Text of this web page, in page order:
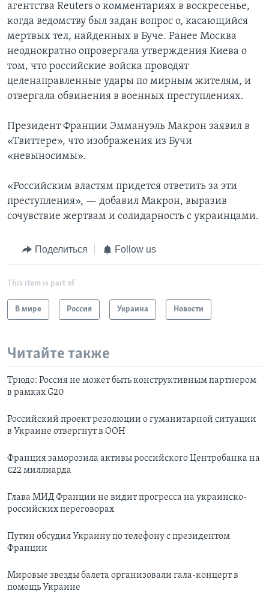
агентства Reuters о комментариях в воскресенье,
когда ведомству был задан вопрос о, касающийся
мертвых тел, найденных в Буче. Ранее Москва
неоднократно опровергала утверждения Киева о
том, что российские войска проводят
целенаправленные удары по мирным жителям, и
отвергала обвинения в военных преступлениях.
Президент Франции Эммануэль Макрон заявил в
«Твиттере», что изображения из Бучи
«невыносимы».
«Российским властям придется ответить за эти
преступления», — добавил Макрон, выразив
сочувствие жертвам и солидарность с украинцами.
Поделиться Follow us
This item is part of
В мире Россия Украина Новости
Читайте также
Трюдо: Россия не может быть конструктивным партнером
в рамках G20
Российский проект резолюции о гуманитарной ситуации
в Украине отвергнут в ООН
Франция заморозила активы российского Центробанка на
€22 миллиарда
Глава МИД Франции не видит прогресса на украинско-
российских переговорах
Путин обсудил Украину по телефону с президентом
Франции
Мировые звезды балета организовали гала-концерт в
помощь Украине